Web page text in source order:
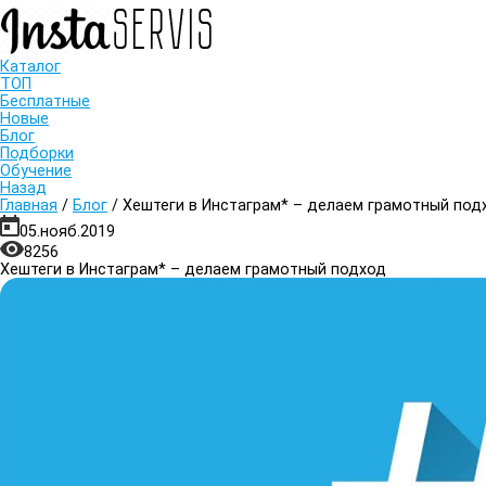
Каталог
ТОП
Бесплатные
Новые
Блог
Подборки
Обучение
Назад
Главная / Блог / Хештеги в Инстаграм* – делаем грамотный
05.нояб.2019
8256
Хештеги в Инстаграм* – делаем грамотный подход